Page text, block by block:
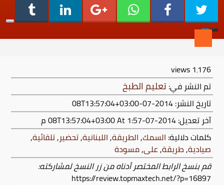
1٬176 views
تم النشر في:تعليم الطبخ
تاريخ النشر: 2014-07-08T13:57:04+03:00
آخر تعديل:2014-07-08T13:57:04+03:00
At 1:57 م
كلمات دلالية: السمك,الطريقة,اللبنانية,تحضير,تلقائية,
صيادية,طريقة,على,مسودة
قم بنسخ الرابط المختصر أدناه من زر النسخ لمشاركته:
https://review.topmaxtech.net/?p=16897